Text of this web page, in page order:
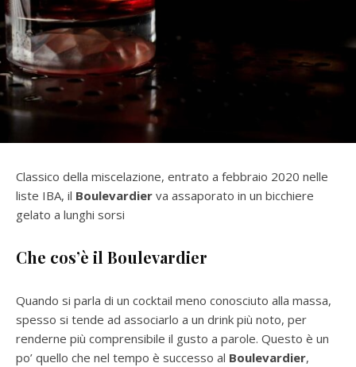
Classico della miscelazione, entrato a febbraio 2020 nelle
liste IBA, il Boulevardier va assaporato in un bicchiere
gelato a lunghi sorsi
Che cos’è il Boulevardier
Quando si parla di un cocktail meno conosciuto alla massa,
spesso si tende ad associarlo a un drink più noto, per
renderne più comprensibile il gusto a parole. Questo è un
po’ quello che nel tempo è successo al Boulevardier,